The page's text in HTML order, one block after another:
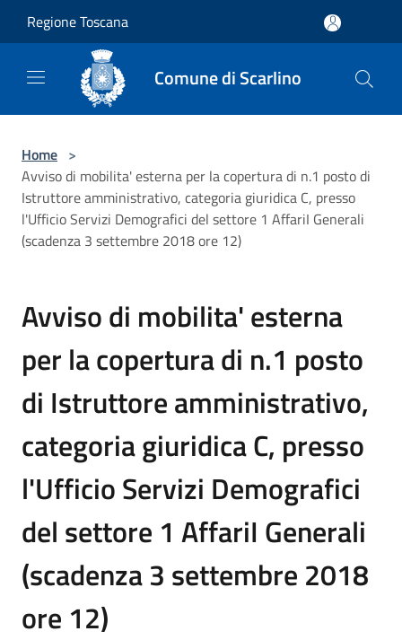
Regione Toscana
Comune di Scarlino
Home >
Avviso di mobilita' esterna per la copertura di n.1 posto di
Istruttore amministrativo, categoria giuridica C, presso
l'Ufficio Servizi Demografici del settore 1 AffariI Generali
(scadenza 3 settembre 2018 ore 12)
Avviso di mobilita' esterna
per la copertura di n.1 posto
di Istruttore amministrativo,
categoria giuridica C, presso
l'Ufficio Servizi Demografici
del settore 1 AffariI Generali
(scadenza 3 settembre 2018
ore 12)